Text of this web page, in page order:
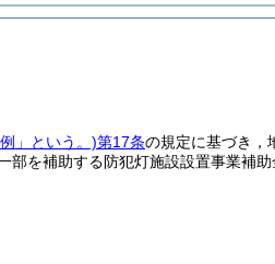
」という。)第17条の規定に基づき，
部を補助する防犯灯施設設置事業補助